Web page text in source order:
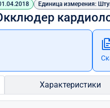
Единица измерения:
Характеристики